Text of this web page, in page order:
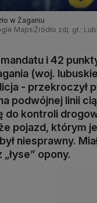
w Żaganiu
Maps Źródło zdj. gł.:
i 42
(woj.
- przekroczył
podwójnej linii
do kontroli
pojazd, którym
niesprawny.
opony.